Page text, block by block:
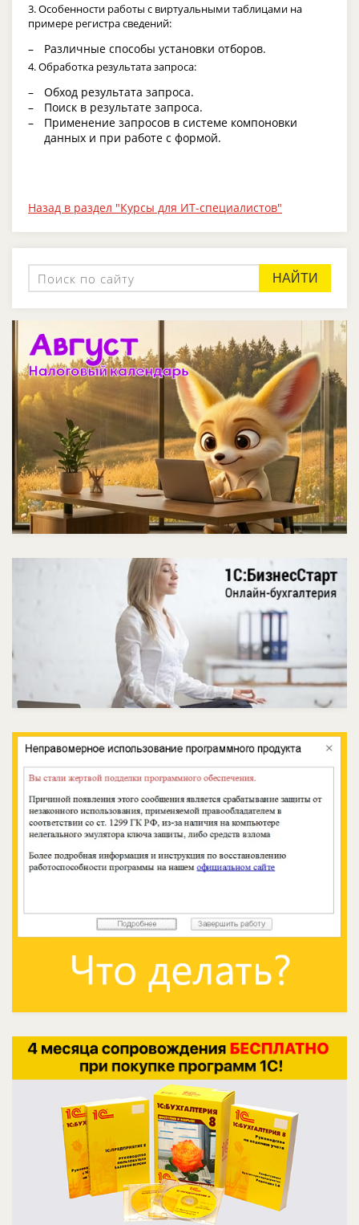
3. Особенности работы с виртуальными таблицами на
примере регистра сведений:
Различные способы установки отборов.
4. Обработка результата запроса:
Обход результата запроса.
Поиск в результате запроса.
Применение запросов в системе компоновки
данных и при работе с формой.
Назад в раздел "Курсы для ИТ-специалистов"
НАЙТИ